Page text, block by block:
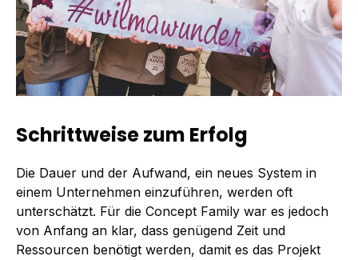
Schrittweise zum Erfolg
Die Dauer und der Aufwand, ein neues System in
einem Unternehmen einzuführen, werden oft
unterschätzt. Für die Concept Family war es jedoch
von Anfang an klar, dass genügend Zeit und
Ressourcen benötigt werden, damit es das Projekt